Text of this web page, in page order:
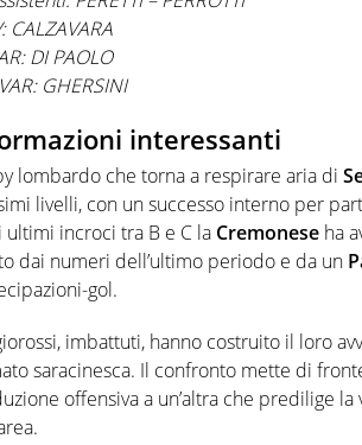
CALZAVARA
DI PAOLO
GHERSINI
interessanti
lombardo che torna a respirare aria di
livelli, con un successo interno per
ultimi incroci tra B e C la Cremonese ha
dai numeri dell’ultimo periodo e da un
gol.
imbattuti, hanno costruito il loro
saracinesca. Il confronto mette di
offensiva a un’altra che predilige